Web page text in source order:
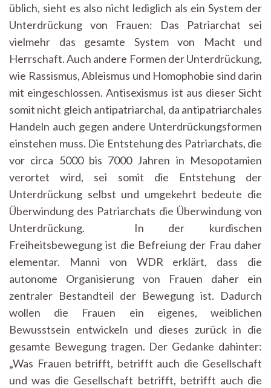
üblich, sieht es also nicht lediglich als ein System der
Unterdrückung von Frauen: Das Patriarchat sei
vielmehr das gesamte System von Macht und
Herrschaft. Auch andere Formen der Unterdrückung,
wie Rassismus, Ableismus und Homophobie sind darin
mit eingeschlossen. Antisexismus ist aus dieser Sicht
somit nicht gleich antipatriarchal, da antipatriarchales
Handeln auch gegen andere Unterdrückungsformen
einstehen muss. Die Entstehung des Patriarchats, die
vor circa 5000 bis 7000 Jahren in Mesopotamien
verortet wird, sei somit die Entstehung der
Unterdrückung selbst und umgekehrt bedeute die
Überwindung des Patriarchats die Überwindung von
Unterdrückung. In der kurdischen
Freiheitsbewegung ist die Befreiung der Frau daher
elementar. Manni von WDR erklärt, dass die
autonome Organisierung von Frauen daher ein
zentraler Bestandteil der Bewegung ist. Dadurch
wollen die Frauen ein eigenes, weiblichen
Bewusstsein entwickeln und dieses zurück in die
gesamte Bewegung tragen. Der Gedanke dahinter:
„Was Frauen betrifft, betrifft auch die Gesellschaft
und was die Gesellschaft betrifft, betrifft auch die